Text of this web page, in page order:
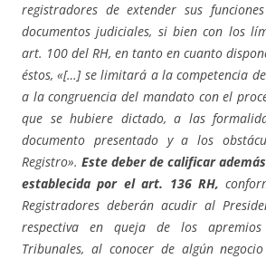
registradores de extender sus
documentos judiciales, si bien con los
art. 100 del RH, en tanto en cuanto
éstos, «[…] se limitará a la competencia
a la congruencia del mandato con el
que se hubiere dictado, a las
documento presentado y a los
Registro». Este deber de calificar
establecida por el art. 136 RH,
Registradores deberán acudir al
respectiva en queja de los
Tribunales, al conocer de algún